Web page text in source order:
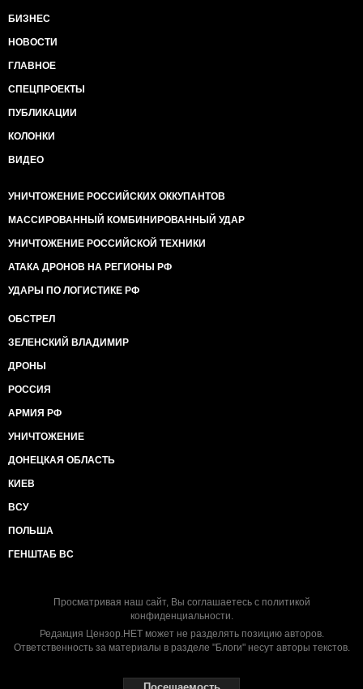
БИЗНЕС
НОВОСТИ
ГЛАВНОЕ
СПЕЦПРОЕКТЫ
ПУБЛИКАЦИИ
КОЛОНКИ
ВИДЕО
УНИЧТОЖЕНИЕ РОССИЙСКИХ ОККУПАНТОВ
МАССИРОВАННЫЙ КОМБИНИРОВАННЫЙ УДАР
УНИЧТОЖЕНИЕ РОССИЙСКОЙ ТЕХНИКИ
АТАКА ДРОНОВ НА РЕГИОНЫ РФ
УДАРЫ ПО ЛОГИСТИКЕ РФ
ОБСТРЕЛ
ЗЕЛЕНСКИЙ ВЛАДИМИР
ДРОНЫ
РОССИЯ
АРМИЯ РФ
УНИЧТОЖЕНИЕ
ДОНЕЦКАЯ ОБЛАСТЬ
КИЕВ
ВСУ
ПОЛЬША
ГЕНШТАБ ВС
Просматривая наш сайт, Вы соглашаетесь с политикой
конфиденциальности.
Редакция Цензор.НЕТ может не разделять позицию авторов.
Ответственность за материалы в разделе "Блоги" несут авторы текстов.